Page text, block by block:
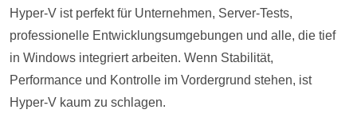
Hyper-V ist perfekt für Unternehmen, Server-Tests,
professionelle Entwicklungsumgebungen und alle, die tief
in Windows integriert arbeiten. Wenn Stabilität,
Performance und Kontrolle im Vordergrund stehen, ist
Hyper-V kaum zu schlagen.